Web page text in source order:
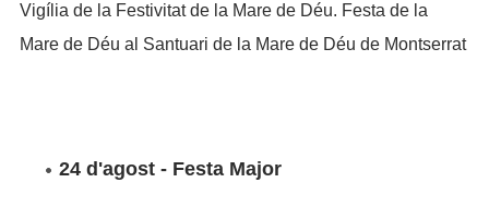
Vigília de la Festivitat de la Mare de Déu. Festa de la
Mare de Déu al Santuari de la Mare de Déu de Montserrat
24 d'agost - Festa Major